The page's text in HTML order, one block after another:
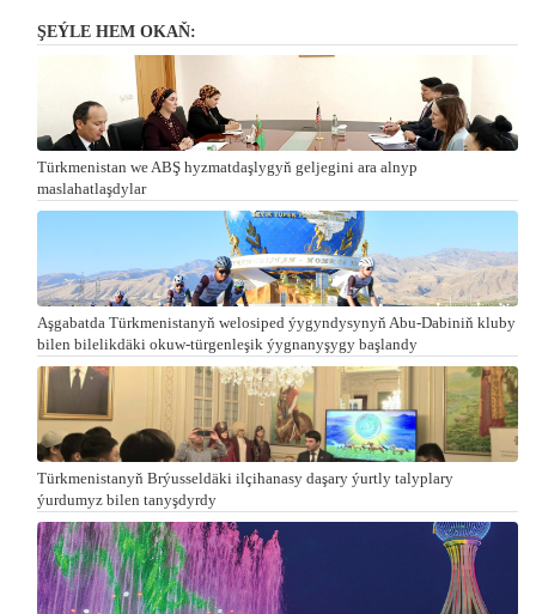
ŞEÝLE HEM OKAŇ:
Türkmenistan we ABŞ hyzmatdaşlygyň geljegini ara alnyp
maslahatlaşdylar
Aşgabatda Türkmenistanyň welosiped ýygyndysynyň Abu-Dabiniň kluby
bilen bilelikdäki okuw-türgenleşik ýygnanyşygy başlandy
Türkmenistanyň Brýusseldäki ilçihanasy daşary ýurtly talyplary
ýurdumyz bilen tanyşdyrdy